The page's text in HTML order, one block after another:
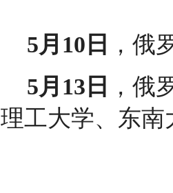
5月10日
，俄
5月13日
，俄
理工大学、东南